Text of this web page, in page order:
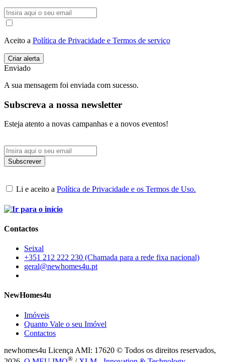
Aceito a Política de Privacidade e Termos de serviço
Enviado
A sua mensagem foi enviada com sucesso.
Subscreva a nossa newsletter
Esteja atento a novas campanhas e a novos eventos!
Li e aceito a Política de Privacidade e os Termos de Uso.
Contactos
Seixal
+351 212 222 230 (Chamada para a rede fixa nacional)
geral@newhomes4u.pt
NewHomes4u
Imóveis
Quanto Vale o seu Imóvel
Contactos
newhomes4u Licença AMI: 17620 © Todos os direitos reservados,
®